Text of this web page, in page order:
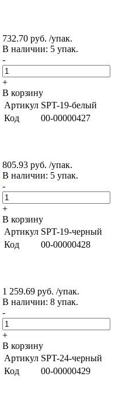
732.70 руб. /упак.
В наличии: 5 упак.
-
+
В корзину
Артикул SPT-19-белый
Код
00-00000427
805.93 руб. /упак.
В наличии: 5 упак.
-
+
В корзину
Артикул SPT-19-черный
Код
00-00000428
1 259.69 руб. /упак.
В наличии: 8 упак.
-
+
В корзину
Артикул SPT-24-черный
Код
00-00000429